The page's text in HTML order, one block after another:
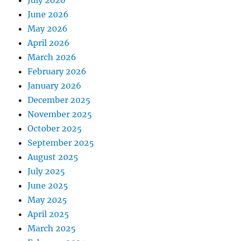
June 2026
May 2026
April 2026
March 2026
February 2026
January 2026
December 2025
November 2025
October 2025
September 2025
August 2025
July 2025
June 2025
May 2025
April 2025
March 2025